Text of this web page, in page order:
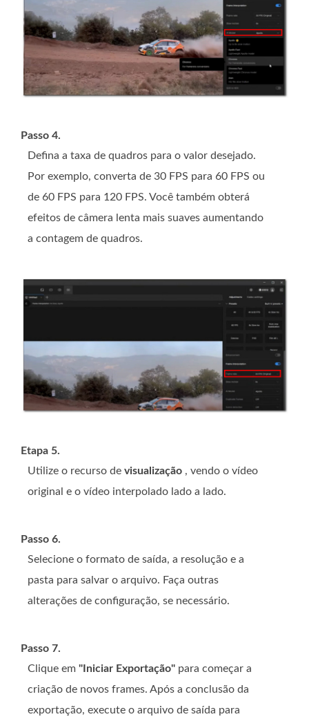
Passo 4.
Defina a taxa de quadros para o valor desejado.
Por exemplo, converta de 30 FPS para 60 FPS ou
de 60 FPS para 120 FPS. Você também obterá
efeitos de câmera lenta mais suaves aumentando
a contagem de quadros.
Etapa 5.
Utilize o recurso de visualização , vendo o vídeo
original e o vídeo interpolado lado a lado.
Passo 6.
Selecione o formato de saída, a resolução e a
pasta para salvar o arquivo. Faça outras
alterações de configuração, se necessário.
Passo 7.
Clique em "Iniciar Exportação" para começar a
criação de novos frames. Após a conclusão da
exportação, execute o arquivo de saída para